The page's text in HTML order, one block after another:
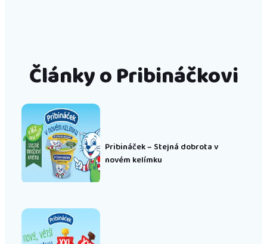
Články o Pribináčkovi
Pribináček – Stejná dobrota v
novém kelímku